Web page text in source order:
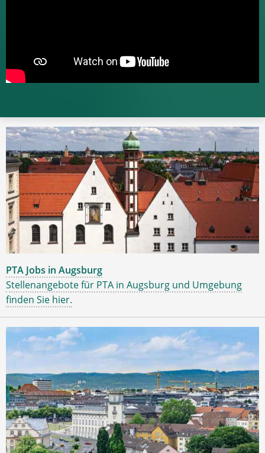
PTA Jobs in Augsburg
Stellenangebote für PTA in Augsburg und Umgebung
finden Sie hier.